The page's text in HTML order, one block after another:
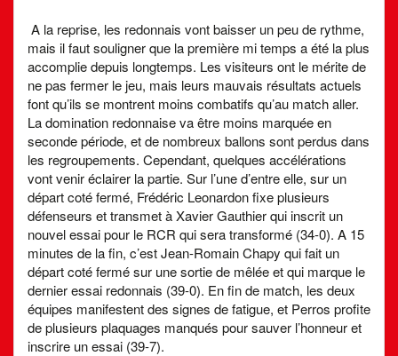
A la reprise, les redonnais vont baisser un peu de rythme,
mais il faut souligner que la première mi temps a été la plus
accomplie depuis longtemps. Les visiteurs ont le mérite de
ne pas fermer le jeu, mais leurs mauvais résultats actuels
font qu’ils se montrent moins combatifs qu’au match aller.
La domination redonnaise va être moins marquée en
seconde période, et de nombreux ballons sont perdus dans
les regroupements. Cependant, quelques accélérations
vont venir éclairer la partie. Sur l’une d’entre elle, sur un
départ coté fermé, Frédéric Leonardon fixe plusieurs
défenseurs et transmet à Xavier Gauthier qui inscrit un
nouvel essai pour le RCR qui sera transformé (34-0). A 15
minutes de la fin, c’est Jean-Romain Chapy qui fait un
départ coté fermé sur une sortie de mêlée et qui marque le
dernier essai redonnais (39-0). En fin de match, les deux
équipes manifestent des signes de fatigue, et Perros profite
de plusieurs plaquages manqués pour sauver l’honneur et
inscrire un essai (39-7).